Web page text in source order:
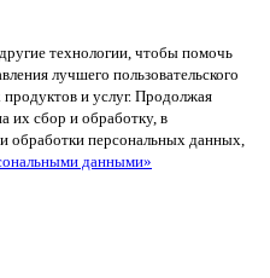
технологии, чтобы помочь
лучшего пользовательского
и услуг. Продолжая
их сбор и обработку, в
обработки персональных данных,
данными»